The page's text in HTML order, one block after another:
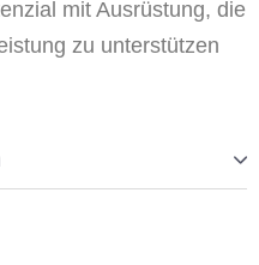
mit Ausrüstung, die
zu unterstützen